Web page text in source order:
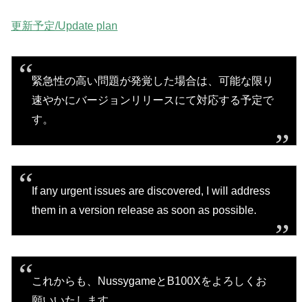
更新予定/Update plan
緊急性の高い問題が発覚した場合は、可能な限り
速やかにバージョンリリースにて対応する予定で
す。
If any urgent issues are discovered, I will address
them in a version release as soon as possible.
これからも、NussygameとB100Xをよろしくお